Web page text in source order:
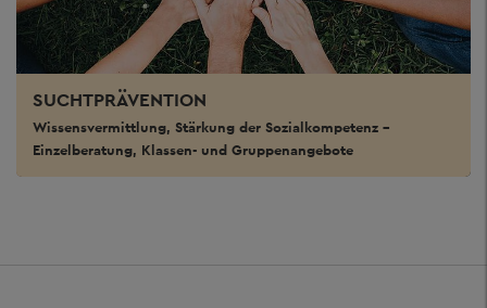
SUCHTPRÄVENTION
Wissensvermittlung, Stärkung der Sozialkompetenz –
Einzelberatung, Klassen- und Gruppenangebote